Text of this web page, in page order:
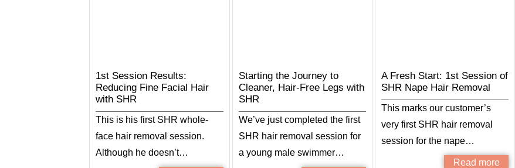
1st Session Results:
Reducing Fine Facial Hair
with SHR
This is his first SHR whole-
face hair removal session.
Although he doesn’t…
Starting the Journey to
Cleaner, Hair-Free Legs with
SHR
We’ve just completed the first
SHR hair removal session for
a young male swimmer…
A Fresh Start: 1st Session of
SHR Nape Hair Removal
This marks our customer’s
very first SHR hair removal
session for the nape…
Read more